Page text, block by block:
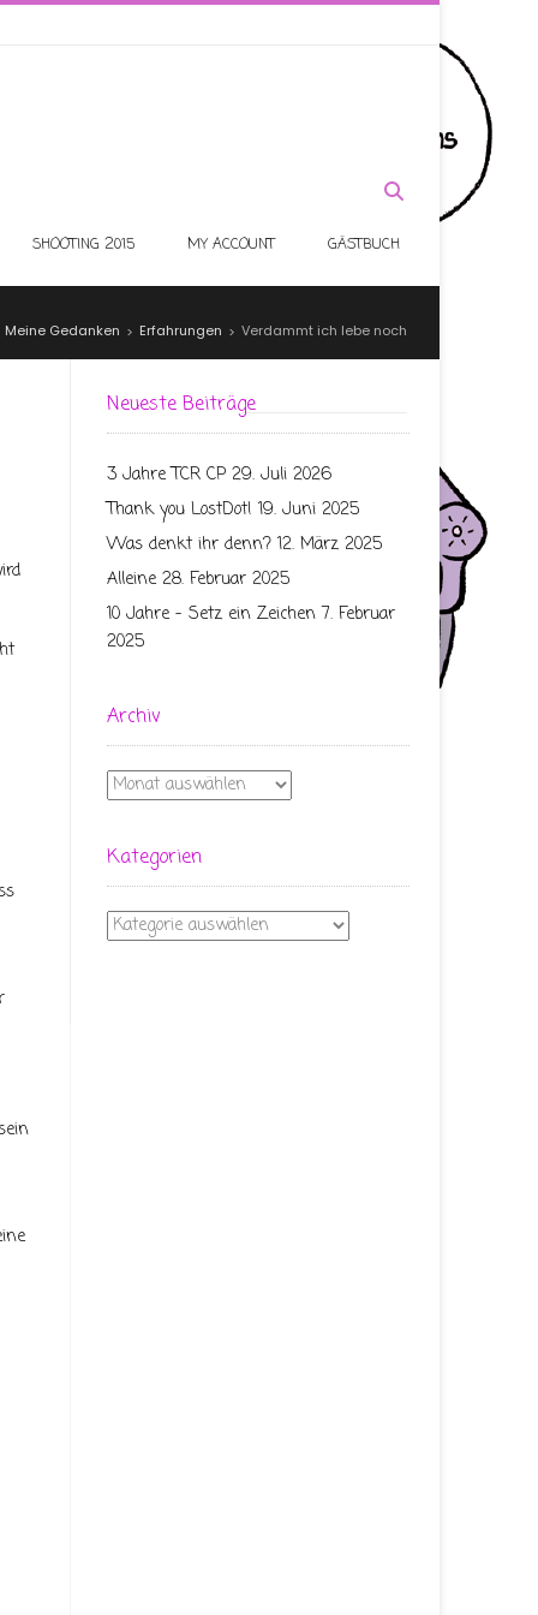
SHOOTING 2015 MY ACCOUNT GÄSTBUCH
Meine Gedanken > Erfahrungen > Verdammt ich lebe noch
Neueste Beiträge
3 Jahre TCR CP 29. Juli 2026
Thank you LostDot! 19. Juni 2025
Was denkt ihr denn? 12. März 2025
Alleine 28. Februar 2025
10 Jahre – Setz ein Zeichen 7. Februar
2025
Archiv
Archiv
Kategorien
Kategorien